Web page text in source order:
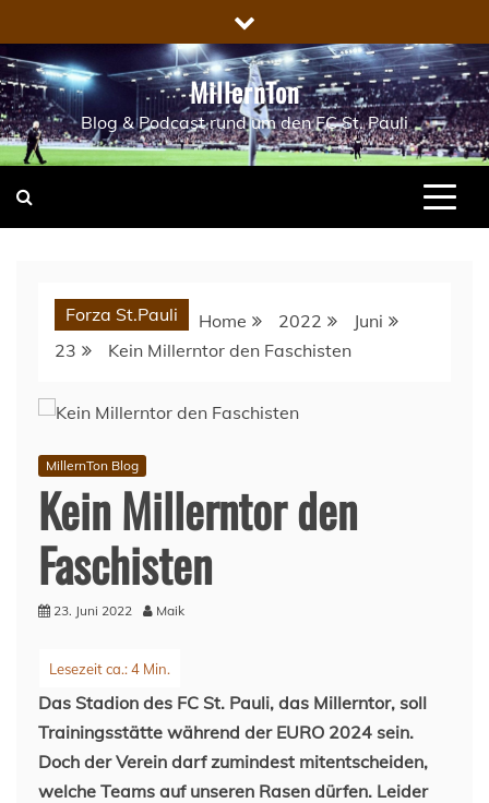
to
content
MillernTon
Blog & Podcast rund um den FC St. Pauli
Forza St.Pauli Home 2022
Juni
23
Kein Millerntor den Faschisten
MillernTon Blog
Kein Millerntor den
Faschisten
23. Juni 2022 Maik
Das Stadion des FC St. Pauli, das Millerntor, soll
Trainingsstätte während der EURO 2024 sein.
Doch der Verein darf zumindest mitentscheiden,
welche Teams auf unseren Rasen dürfen. Leider